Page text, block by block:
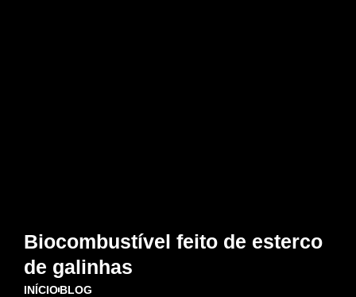
Biocombustível feito de esterco
de galinhas
INÍCIOBLOG